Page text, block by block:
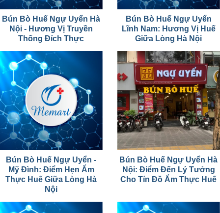
Bún Bò Huế Ngự Uyển Hà
Nội - Hương Vị Truyền
Thống Đích Thực
Bún Bò Huế Ngự Uyển
Lĩnh Nam: Hương Vị Huế
Giữa Lòng Hà Nội
Bún Bò Huế Ngự Uyển -
Mỹ Đình: Điểm Hẹn Ẩm
Thực Huế Giữa Lòng Hà
Nội
Bún Bò Huế Ngự Uyển Hà
Nội: Điểm Đến Lý Tưởng
Cho Tín Đồ Ẩm Thực Huế